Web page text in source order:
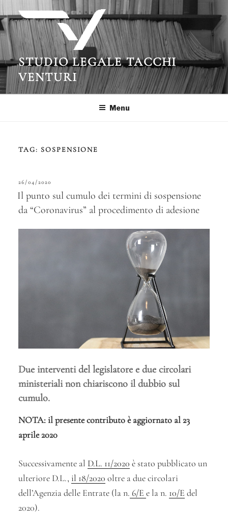
Salta
al
contenuto
STUDIO LEGALE TACCHI
VENTURI
Menu
TAG: SOSPENSIONE
PUBBLICATO
IL
26/04/2020
Il punto sul cumulo dei termini di sospensione
da “Coronavirus” al procedimento di adesione
Due interventi del legislatore e due circolari
ministeriali non chiariscono il dubbio sul
cumulo.
NOTA: il presente contributo è aggiornato al 23
aprile 2020
Successivamente al D.L. 11/2020 è stato pubblicato un
ulteriore D.L., il 18/2020 oltre a due circolari
dell’Agenzia delle Entrate (la n. 6/E e la n. 10/E del
2020).